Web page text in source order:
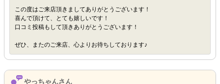
この度はご来店頂きましてありがとうございます！
喜んで頂けて、とても嬉しいです！
口コミ投稿もして頂きありがとうございます！
ぜひ、またのご来店、心よりお待ちしております♪
やっちゃんさん